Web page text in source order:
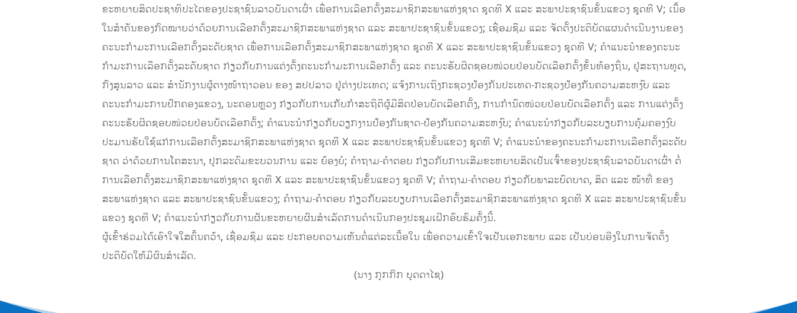
ຂະຫຍາຍສິດປະຊາທິປະໄຕຂອງປະຊາຊົນລາວບັນດາເຜົ່າ ເພື່ອການເລືອກຕັ້ງສະມາຊິກສະພາແຫ່ງຊາດ ຊຸດທີ X ແລະ ສະພາປະຊາຊົນຂັ້ນແຂວງ ຊຸດທີ V; ເນື້ອ
ໃນສຳຄັນຂອງກົດໝາຍວ່າດ້ວຍການເລືອກຕັ້ງສະມາຊິກສະພາແຫ່ງຊາດ ແລະ ສະພາປະຊາຊົນຂັ້ນແຂວງ; ເຊື່ອມຊຶມ ແລະ ຈັດຕັ້ງປະຕິບັດແຜນດຳເນີນງານຂອງ
ຄະນະກຳມະການເລືອກຕັ້ງລະດັບຊາດ ເພື່ອການເລືອກຕັ້ງສະມາຊິກສະພາແຫ່ງຊາດ ຊຸດທີ X ແລະ ສະພາປະຊາຊົນຂັ້ນແຂວງ ຊຸດທີ V; ຄຳແນະນຳຂອງຄະນະ
ກຳມະການເລືອກຕັ້ງລະດັບຊາດ ກ່ຽວກັບການແຕ່ງຕັ້ງຄະນະກຳມະການເລືອກຕັ້ງ ແລະ ຄະນະຮັບຜິດຊອບໜ່ວຍປ່ອນບັດເລືອກຕັ້ງຂັ້ນທ້ອງຖິ່ນ, ຢູ່ສະຖານທູດ,
ກົງສູນລາວ ແລະ ສຳນັກງານຜູ້ຕາງໜ້າຖາວອນ ຂອງ ສປປລາວ ຢູ່ຕ່າງປະເທດ; ແຈ້ງການເຖິງກະຊວງປ້ອງກັນປະເທດ-ກະຊວງປ້ອງກັນຄວາມສະຫງົບ ແລະ
ຄະນະກຳມະການປົກຄອງແຂວງ, ນະຄອນຫຼວງ ກ່ຽວກັບການເກັບກຳສະຖິຕິຜູ້ມີສິດປ່ອນບັດເລືອກຕັ້ງ, ການກຳນົດໜ່ວຍປ່ອນບັດເລືອກຕັ້ງ ແລະ ການແຕ່ງຕັ້ງ
ຄະນະຮັບຜິດຊອບໜ່ວຍປ່ອນບັດເລືອກຕັ້ງ; ຄຳແນະນຳກ່ຽວກັບວຽກງານປ້ອງກັນຊາດ-ປ້ອງກັນຄວາມສະຫງົບ; ຄຳແນະນຳກ່ຽວກັບລະບຽບການຄຸ້ມຄອງງົບ
ປະມານຮັບໃຊ້ແກ່ການເລືອກຕັ້ງສະມາຊິກສະພາແຫ່ງຊາດ ຊຸດທີ X ແລະ ສະພາປະຊາຊົນຂັ້ນແຂວງ ຊຸດທີ V; ຄຳແນະນຳຂອງຄະນະກຳມະການເລືອກຕັ້ງລະດັບ
ຊາດ ວ່າດ້ວຍການໂຄສະນາ, ປຸກລະດົມຂະບວນການ ແລະ ຍ້ອງຍໍ; ຄຳຖາມ-ຄຳຕອບ ກ່ຽວກັບການເສີມຂະຫຍາຍສິດເປັນເຈົ້າຂອງປະຊາຊົນລາວບັນດາເຜົ່າ ຕໍ່
ການເລືອກຕັ້ງສະມາຊິກສະພາແຫ່ງຊາດ ຊຸດທີ X ແລະ ສະພາປະຊາຊົນຂັ້ນແຂວງ ຊຸດທີ V; ຄຳຖາມ-ຄຳຕອບ ກ່ຽວກັບພາລະບົດບາດ, ສິດ ແລະ ໜ້າທີ່ ຂອງ
ສະພາແຫ່ງຊາດ ແລະ ສະພາປະຊາຊົນຂັ້ນແຂວງ; ຄຳຖາມ-ຄຳຕອບ ກ່ຽວກັບລະບຽບການເລືອກຕັ້ງສະມາຊິກສະພາແຫ່ງຊາດ ຊຸດທີ X ແລະ ສະພາປະຊາຊົນຂັ້ນ
ແຂວງ ຊຸດທີ V; ຄຳແນະນຳກ່ຽວກັບການຜັນຂະຫຍາຍຜົນສຳເລັດການດຳເນີນກອງປະຊຸມເຝິກອົບຮົມຄັ້ງນີ້.
ຜູ້ເຂົ້າຮ່ວມໄດ້ເອົາໃຈໃສຄົ້ນຄວ້າ, ເຊື່ອມຊຶມ ແລະ ປະກອບຄວາມເຫັນຕໍ່ແຕ່ລະເນື້ອໃນ ເພື່ອຄວາມເຂົ້າໃຈເປັນເອກະພາບ ແລະ ເປັນບ່ອນອີງໃນການຈັດຕັ້ງ
ປະຕິບັດໃຫ້ມີຜົນສຳເລັດ.
‎(ນາງ ກຸກກິກ ບຸດດາໄຊ)